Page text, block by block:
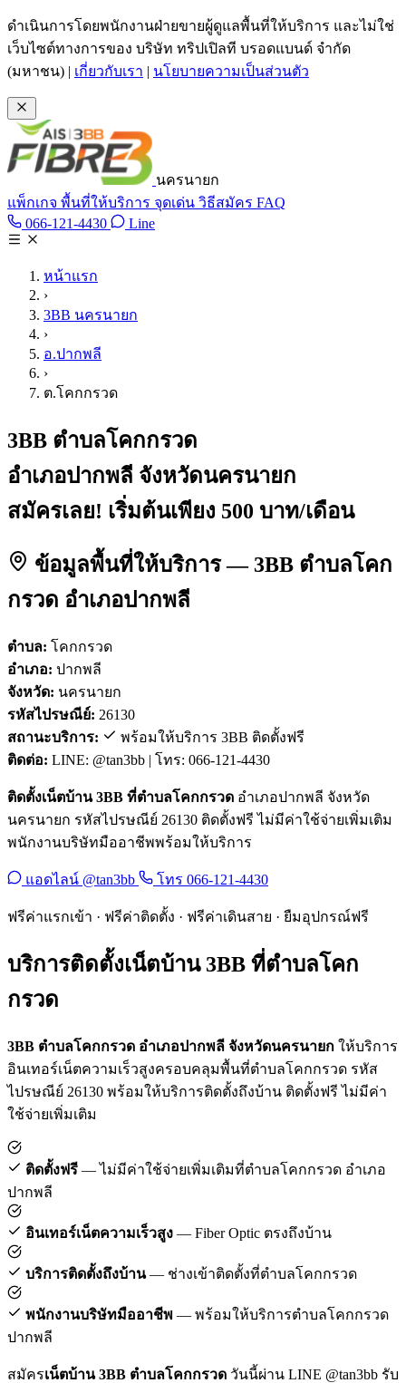
ข้ามไปเนื้อหาหลัก
ดำเนินการโดยพนักงานฝ่ายขายผู้ดูแลพื้นที่ให้บริการ และไม่ใช่
เว็บไซต์ทางการของ บริษัท ทริปเปิลที บรอดแบนด์ จำกัด
(มหาชน) | เกี่ยวกับเรา | นโยบายความเป็นส่วนตัว
นครนายก
แพ็กเกจ พื้นที่ให้บริการ จุดเด่น วิธีสมัคร FAQ
066-121-4430 โทร 066-121-4430
LineLine @tan3bb
หน้าแรก
›
3BB นครนายก
›
อ.ปากพลี
›
ต.โคกกรวด
3BB ตำบลโคกกรวด
อำเภอปากพลี จังหวัดนครนายก
สมัครเลย! เริ่มต้นเพียง 500 บาท/เดือน
ข้อมูลพื้นที่ให้บริการ — 3BB ตำบลโคก
กรวด อำเภอปากพลี
ตำบล: โคกกรวด
อำเภอ: ปากพลี
จังหวัด: นครนายก
รหัสไปรษณีย์: 26130
สถานะบริการ:
พร้อมให้บริการ 3BB ติดตั้งฟรี
ติดต่อ: LINE: @tan3bb | โทร: 066-121-4430
ติดตั้งเน็ตบ้าน 3BB ที่ตำบลโคกกรวด อำเภอปากพลี จังหวัด
นครนายก รหัสไปรษณีย์ 26130 ติดตั้งฟรี ไม่มีค่าใช้จ่ายเพิ่มเติม
พนักงานบริษัทมืออาชีพพร้อมให้บริการ
แอดไลน์ @tan3bb โทร 066-121-4430
ฟรีค่าแรกเข้า · ฟรีค่าติดตั้ง · ฟรีค่าเดินสาย · ยืมอุปกรณ์ฟรี
บริการติดตั้งเน็ตบ้าน 3BB ที่ตำบลโคก
กรวด
3BB ตำบลโคกกรวด อำเภอปากพลี จังหวัดนครนายก ให้บริการ
อินเทอร์เน็ตความเร็วสูงครอบคลุมพื้นที่ตำบลโคกกรวด รหัส
ไปรษณีย์ 26130 พร้อมให้บริการติดตั้งถึงบ้าน ติดตั้งฟรี ไม่มีค่า
ใช้จ่ายเพิ่มเติม
ติดตั้งฟรี — ไม่มีค่าใช้จ่ายเพิ่มเติมที่ตำบลโคกกรวด อำเภอ
ปากพลี
อินเทอร์เน็ตความเร็วสูง — Fiber Optic ตรงถึงบ้าน
บริการติดตั้งถึงบ้าน— ช่างเข้าติดตั้งที่ตำบลโคกกรวด
พนักงานบริษัทมืออาชีพ — พร้อมให้บริการตำบลโคกกรวด
ปากพลี
สมัครเน็ตบ้าน 3BB ตำบลโคกกรวด วันนี้ผ่าน LINE @tan3bb รับ